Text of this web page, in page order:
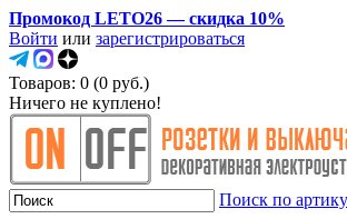
Промокод LETO26 — скидка 10%
Войти или зарегистрироваться
Товаров: 0 (0 руб.)
Ничего не куплено!
Поиск по